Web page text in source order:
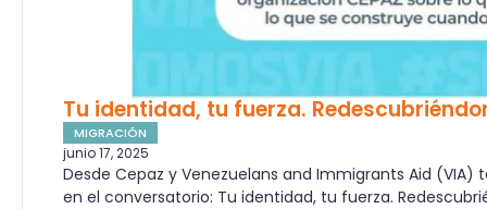
Tu identidad, tu fuerza.
MIGRACIÓN
junio 17, 2025
Desde Cepaz y Venezuelans and Immigrants Aid
en el conversatorio: Tu identidad, tu fuerza.